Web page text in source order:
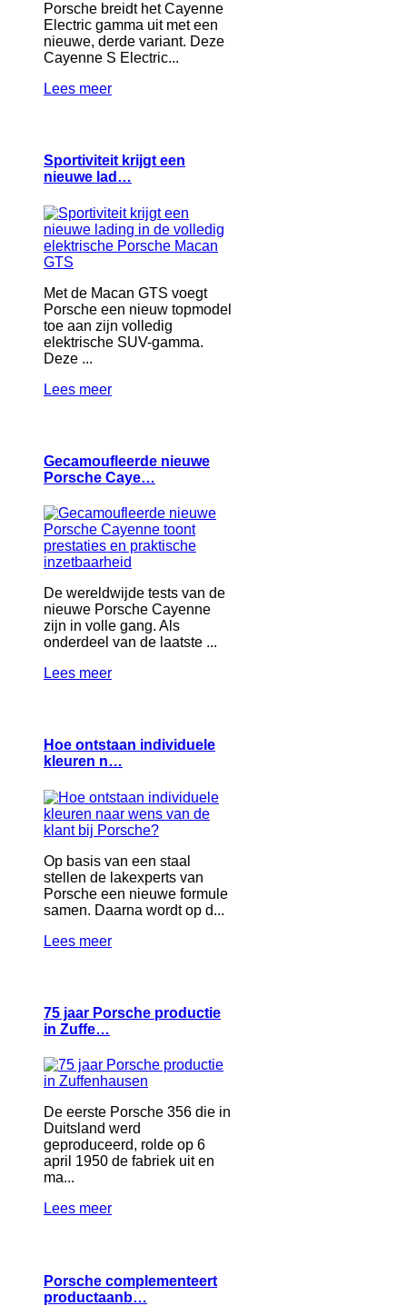
Porsche breidt het Cayenne
Electric gamma uit met een
nieuwe, derde variant. Deze
Cayenne S Electric...
Lees meer
Sportiviteit krijgt een
nieuwe lad…
Met de Macan GTS voegt
Porsche een nieuw topmodel
toe aan zijn volledig
elektrische SUV-gamma.
Deze ...
Lees meer
Gecamoufleerde nieuwe
Porsche Caye…
De wereldwijde tests van de
nieuwe Porsche Cayenne
zijn in volle gang. Als
onderdeel van de laatste ...
Lees meer
Hoe ontstaan individuele
kleuren n…
Op basis van een staal
stellen de lakexperts van
Porsche een nieuwe formule
samen. Daarna wordt op d...
Lees meer
75 jaar Porsche productie
in Zuffe…
De eerste Porsche 356 die in
Duitsland werd
geproduceerd, rolde op 6
april 1950 de fabriek uit en
ma...
Lees meer
Porsche complementeert
productaanb…